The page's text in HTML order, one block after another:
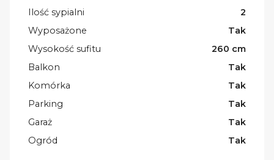
Ilość sypialni
2
Wyposażone
Tak
Wysokość sufitu
260 cm
Balkon
Tak
Komórka
Tak
Parking
Tak
Garaż
Tak
Ogród
Tak